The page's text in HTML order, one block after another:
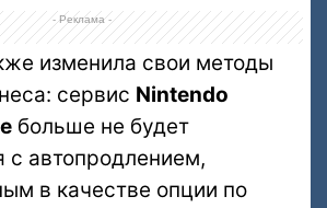
- Реклама -
изменила свои методы
сервис Nintendo
больше не будет
с автопродлением,
в качестве опции по